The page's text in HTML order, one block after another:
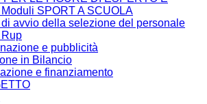
SPORT A SCUOLA
di avvio della selezione del personale
Rup
e pubblicità
in Bilancio
e finanziamento